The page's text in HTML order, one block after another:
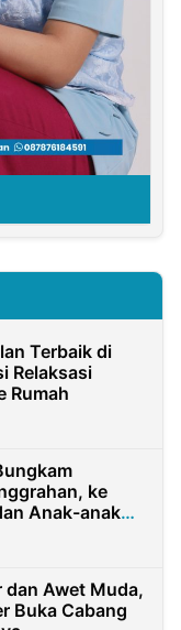
Terbaik di
Relaksasi
Rumah
ke
Anak-anak
dan Awet Muda,
Buka Cabang